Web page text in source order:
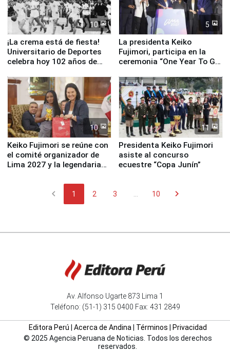
10
¡La crema está de fiesta!
Universitario de Deportes
celebra hoy 102 años de
5
La presidenta Keiko
Fujimori, participa en la
ceremonia “One Year To Go
10
Keiko Fujimori se reúne con
el comité organizador de
Lima 2027 y la legendaria
11
Presidenta Keiko Fujimori
asiste al concurso
ecuestre “Copa Junín”
chevron_left 1 2 3 10 chevron_right
Av. Alfonso Ugarte 873 Lima 1
Teléfono: (51-1) 315 0400 Fax: 431 2849
Editora Perú Acerca de Andina| Términos
Privacidad
© 2025 Agencia Peruana de Noticias. Todos los derechos
reservados.